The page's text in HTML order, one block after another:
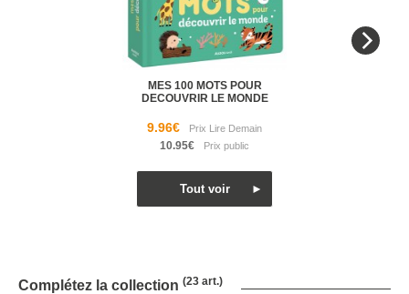
MES 100 MOTS POUR
DECOUVRIR LE MONDE
9.96€
10.95€
Complétez la collection (23 art.)